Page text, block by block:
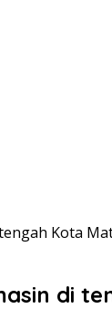
Kota
di